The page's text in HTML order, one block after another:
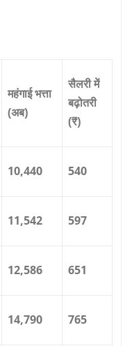
महंगाई भत्ता
(अब)
सैलरी में
बढ़ोतरी
(₹)
10,440 540
11,542 597
12,586 651
14,790 765